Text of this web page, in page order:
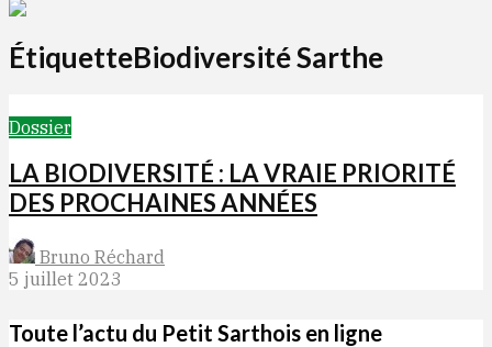
ÉtiquetteBiodiversité Sarthe
Dossier
LA BIODIVERSITÉ : LA VRAIE PRIORITÉ
DES PROCHAINES ANNÉES
Bruno Réchard
5 juillet 2023
Toute l’actu du Petit Sarthois en ligne